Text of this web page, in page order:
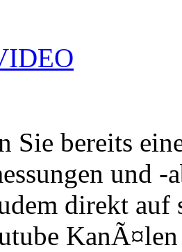
Sie bereits
und -
direkt auf